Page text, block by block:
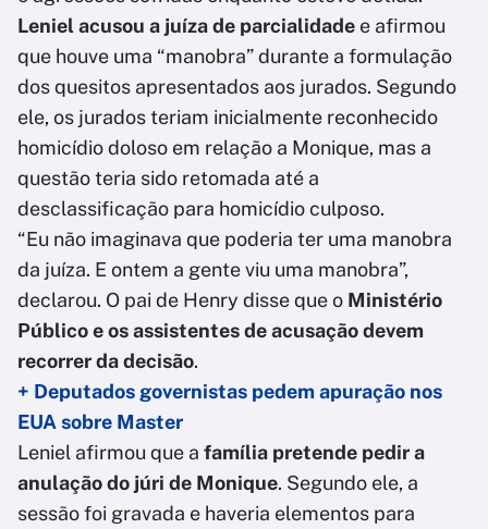
Leniel acusou a juíza de parcialidade e afirmou
que houve uma “manobra” durante a formulação
dos quesitos apresentados aos jurados. Segundo
ele, os jurados teriam inicialmente reconhecido
homicídio doloso em relação a Monique, mas a
questão teria sido retomada até a
desclassificação para homicídio culposo.
“Eu não imaginava que poderia ter uma manobra
da juíza. E ontem a gente viu uma manobra”,
declarou. O pai de Henry disse que o Ministério
Público e os assistentes de acusação devem
recorrer da decisão.
+ Deputados governistas pedem apuração nos
EUA sobre Master
Leniel afirmou que a família pretende pedir a
anulação do júri de Monique. Segundo ele, a
sessão foi gravada e haveria elementos para